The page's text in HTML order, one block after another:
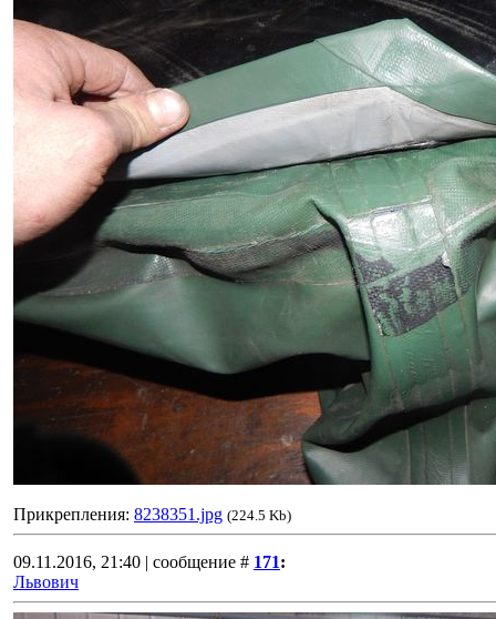
Прикрепления: 8238351.jpg (224.5 Kb)
09.11.2016, 21:40 | сообщение # 171:
Львович